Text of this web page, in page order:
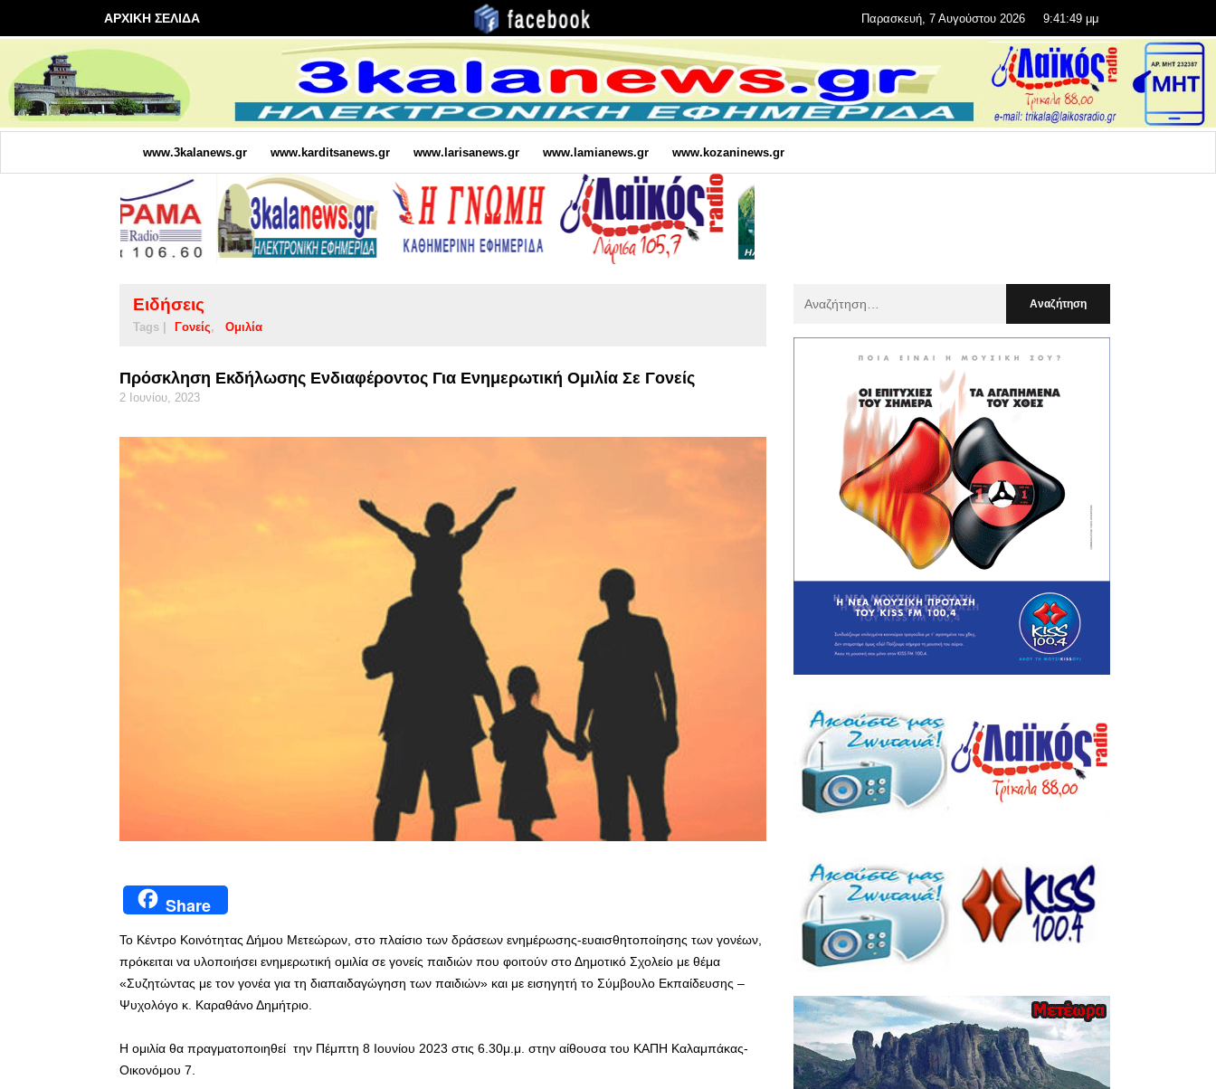
ΑΡΧΙΚΗ ΣΕΛΙΔΑ Παρασκευή, 7 Αυγούστου 2026 9:41:50 μμ
www.3kalanews.gr www.karditsanews.gr www.larisanews.gr www.lamianews.gr www.kozaninews.gr
Ειδήσεις
Tags | Γονείς Ομιλία
Πρόσκληση Εκδήλωσης Ενδιαφέροντος Για Ενημερωτική Ομιλία Σε Γονείς
2 Ιουνίου, 2023
Share
Το Κέντρο Κοινότητας Δήμου Μετεώρων, στο πλαίσιο των δράσεων ενημέρωσης-ευαισθητοποίησης των γονέων,
πρόκειται να υλοποιήσει ενημερωτική ομιλία σε γονείς παιδιών που φοιτούν στο Δημοτικό Σχολείο με θέμα
«Συζητώντας με τον γονέα για τη διαπαιδαγώγηση των παιδιών» και με εισηγητή το Σύμβουλο Εκπαίδευσης –
Ψυχολόγο κ. Καραθάνο Δημήτριο.
Η ομιλία θα πραγματοποιηθεί την Πέμπτη 8 Ιουνίου 2023 στις 6.30μ.μ. στην αίθουσα του ΚΑΠΗ Καλαμπάκας-
Οικονόμου 7.
: